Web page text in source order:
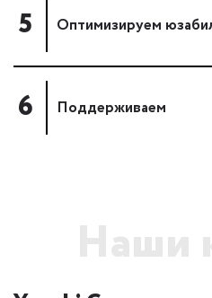
5 Оптимизируем
6 Поддерживаем